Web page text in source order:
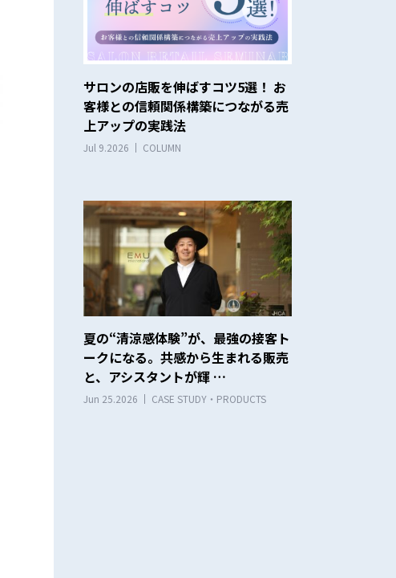
サロンの店販を伸ばすコツ5選！ お
客様との信頼関係構築につながる売
上アップの実践法
Jul 9.2026 COLUMN
夏の“清涼感体験”が、最強の接客ト
ークになる。共感から生まれる販売
と、アシスタントが輝 …
Jun 25.2026 CASE STUDY・PRODUCTS